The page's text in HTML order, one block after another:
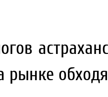
рынке